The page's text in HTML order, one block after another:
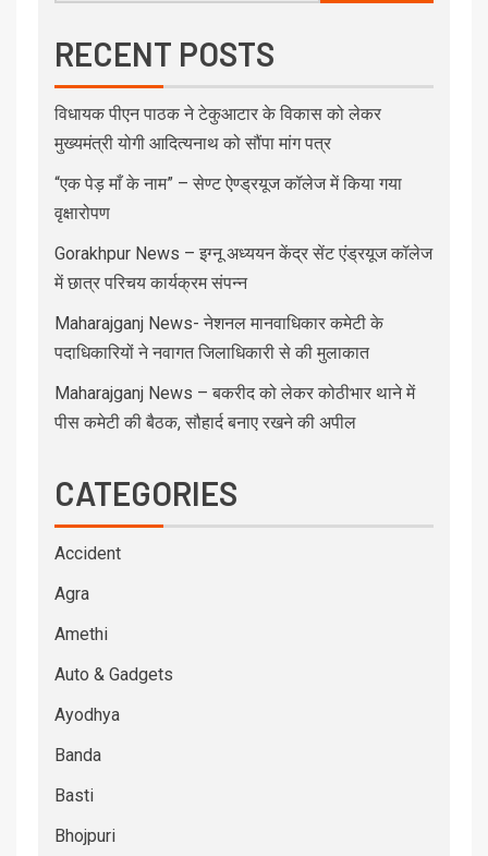
RECENT POSTS
विधायक पीएन पाठक ने टेकुआटार के विकास को लेकर
मुख्यमंत्री योगी आदित्यनाथ को सौंपा मांग पत्र
“एक पेड़ माँ के नाम” – सेण्ट ऐण्ड्रयूज कॉलेज में किया गया
वृक्षारोपण
Gorakhpur News – इग्नू अध्ययन केंद्र सेंट एंड्रयूज कॉलेज
में छात्र परिचय कार्यक्रम संपन्न
Maharajganj News- नेशनल मानवाधिकार कमेटी के
पदाधिकारियों ने नवागत जिलाधिकारी से की मुलाकात
Maharajganj News – बकरीद को लेकर कोठीभार थाने में
पीस कमेटी की बैठक, सौहार्द बनाए रखने की अपील
CATEGORIES
Accident
Agra
Amethi
Auto & Gadgets
Ayodhya
Banda
Basti
Bhojpuri